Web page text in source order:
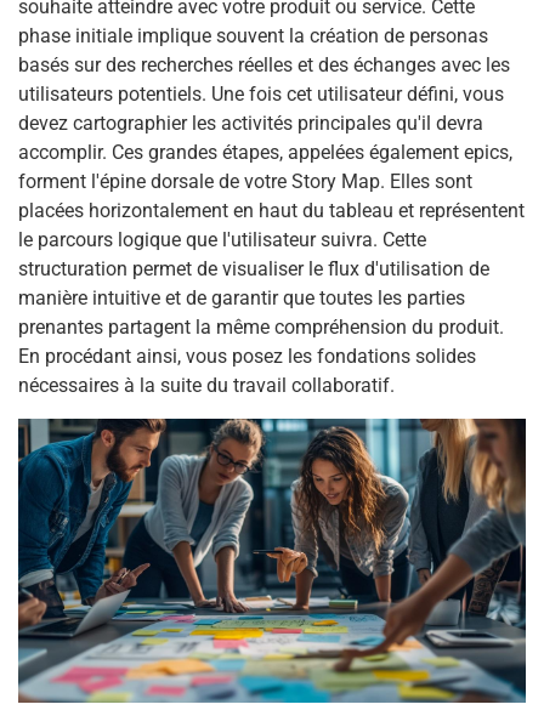
souhaite atteindre avec votre produit ou service. Cette
phase initiale implique souvent la création de personas
basés sur des recherches réelles et des échanges avec les
utilisateurs potentiels. Une fois cet utilisateur défini, vous
devez cartographier les activités principales qu'il devra
accomplir. Ces grandes étapes, appelées également epics,
forment l'épine dorsale de votre Story Map. Elles sont
placées horizontalement en haut du tableau et représentent
le parcours logique que l'utilisateur suivra. Cette
structuration permet de visualiser le flux d'utilisation de
manière intuitive et de garantir que toutes les parties
prenantes partagent la même compréhension du produit.
En procédant ainsi, vous posez les fondations solides
nécessaires à la suite du travail collaboratif.